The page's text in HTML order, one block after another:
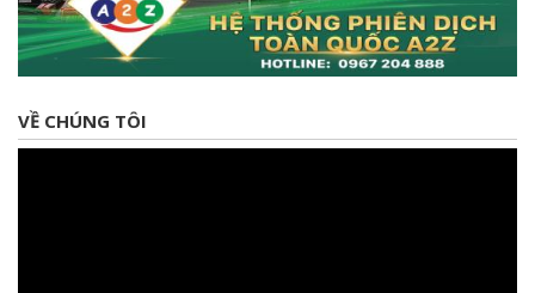
VỀ CHÚNG TÔI